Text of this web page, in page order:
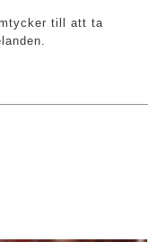
till att ta